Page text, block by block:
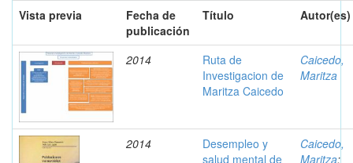
Vista previa
Fecha de
publicación
Título Autor(es)
2014
Ruta de
Investigacion de
Maritza Caicedo
Caicedo,
Maritza
2014
Desempleo y
salud mental de
Caicedo,
Maritza;